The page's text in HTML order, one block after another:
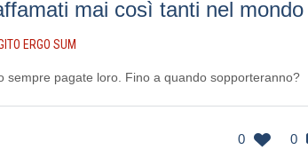
mai così tanti nel mondo
ERGO SUM
sempre pagate loro. Fino a quando sopporteranno?
0 0